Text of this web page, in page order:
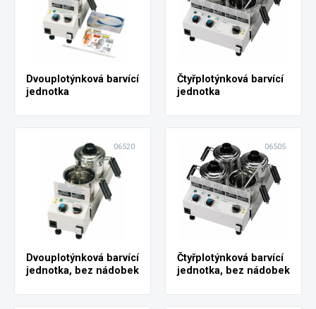
Dvouplotýnková barvící
jednotka
Čtyřplotýnková barvící
jednotka
06520
Dvouplotýnková barvící
jednotka, bez nádobek
06505
Čtyřplotýnková barvící
jednotka, bez nádobek